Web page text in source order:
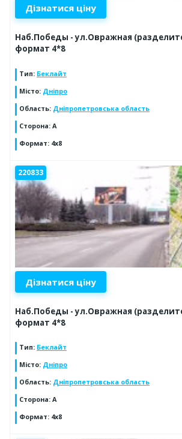
Дізнатися ціну
Наб.Победы - ул.Овражная
формат 4*8
Тип: Беклайт
Місто: Дніпро
Область: Дніпропетровська область
Сторона: А
Формат: 4х8
220833
Дізнатися ціну
Наб.Победы - ул.Овражная
формат 4*8
Тип: Беклайт
Місто: Дніпро
Область: Дніпропетровська область
Сторона: А
Формат: 4х8